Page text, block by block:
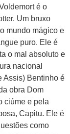
é o
Um bruxo
mundo mágico e
puro. Ele é
o mal absoluto e
nacional
Assis) Bentinho é
obra Dom
ciúme e pela
Capitu. Ele é
como